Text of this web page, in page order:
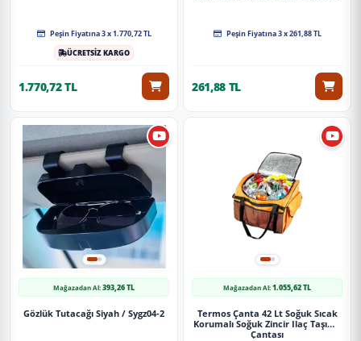
Peşin Fiyatına 3 x 1.770,72 TL
ÜCRETSİZ KARGO
1.770,72 TL
Peşin Fiyatına 3 x 261,88 TL
261,88 TL
Mağazadan Al:393,26 TL
Gözlük Tutacağı Siyah / Sygz04-2
Mağazadan Al:1.055,62 TL
Termos Çanta 42 Lt Soğuk Sıcak
Korumalı Soğuk Zincir Ilaç Taşıma
Çantası